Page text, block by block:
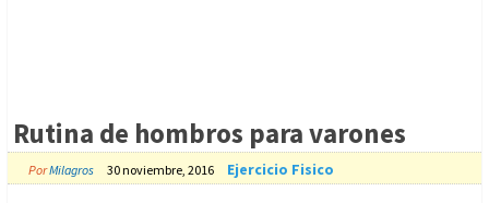
Rutina de hombros para varones
PorMilagros 30 noviembre, 2016 Ejercicio Fisico